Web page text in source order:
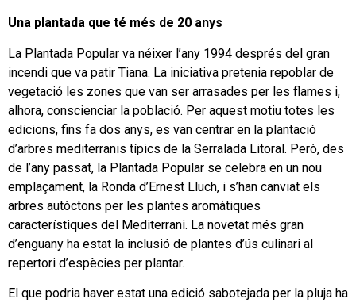
Una plantada que té més de 20 anys
La Plantada Popular va néixer l’any 1994 després del gran
incendi que va patir Tiana. La iniciativa pretenia repoblar de
vegetació les zones que van ser arrasades per les flames i,
alhora, conscienciar la població. Per aquest motiu totes les
edicions, fins fa dos anys, es van centrar en la plantació
d’arbres mediterranis típics de la Serralada Litoral. Però, des
de l’any passat, la Plantada Popular se celebra en un nou
emplaçament, la Ronda d’Ernest Lluch, i s’han canviat els
arbres autòctons per les plantes aromàtiques
característiques del Mediterrani. La novetat més gran
d’enguany ha estat la inclusió de plantes d’ús culinari al
repertori d’espècies per plantar.
El que podria haver estat una edició sabotejada per la pluja ha